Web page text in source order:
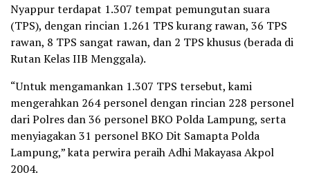
Nyappur terdapat 1.307 tempat pemungutan suara
(TPS), dengan rincian 1.261 TPS kurang rawan, 36 TPS
rawan, 8 TPS sangat rawan, dan 2 TPS khusus (berada di
Rutan Kelas IIB Menggala).
“Untuk mengamankan 1.307 TPS tersebut, kami
mengerahkan 264 personel dengan rincian 228 personel
dari Polres dan 36 personel BKO Polda Lampung, serta
menyiagakan 31 personel BKO Dit Samapta Polda
Lampung,” kata perwira peraih Adhi Makayasa Akpol
2004.